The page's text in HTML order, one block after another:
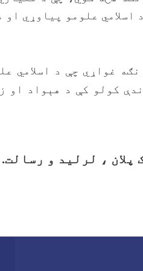
اسلامي علومو پیاوړي
غواړي چې د اسلامي
کولو کې د هېواد او
پلان ، لرلید و رسالت.